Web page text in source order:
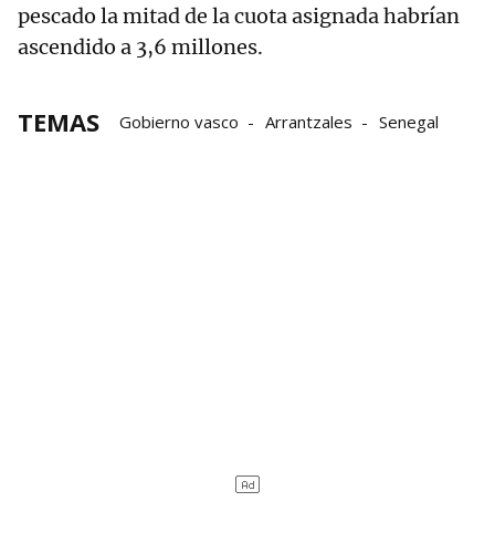
pescado la mitad de la cuota asignada habrían
ascendido a 3,6 millones.
TEMAS Gobierno vasco Arrantzales Senegal